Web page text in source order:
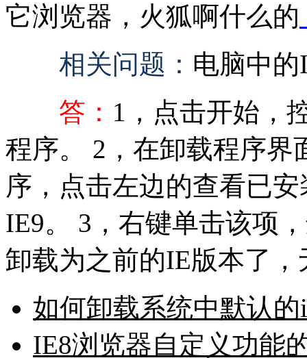
它浏览器，火狐啊什么的
相关问题： 电脑中
答： 1，点击开始，
程序。 2，在卸载程序界
序，点击左边的查看已
IE9。 3，右键单击该项
卸载为之前的IE版本了
如何卸载系统中默认的
IE8浏览器自定义功能